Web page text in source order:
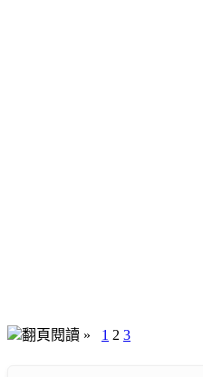
翻頁閱讀 » 1 2 3